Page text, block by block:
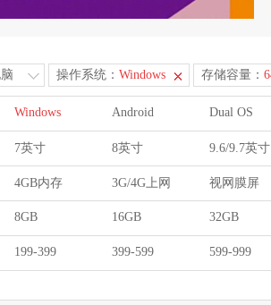
操作系统： Windows 存储容量：
Windows Android Dual OS
7英寸 8英寸 9.6/9.7英寸
4GB内存 3G/4G上网 视网膜屏
8GB 16GB 32GB
199-399 399-599 599-999